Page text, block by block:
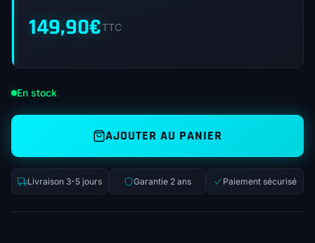
149,90€TTC
En stock
AJOUTER AU PANIER
Livraison 3-5 jours Garantie 2 ans Paiement sécurisé